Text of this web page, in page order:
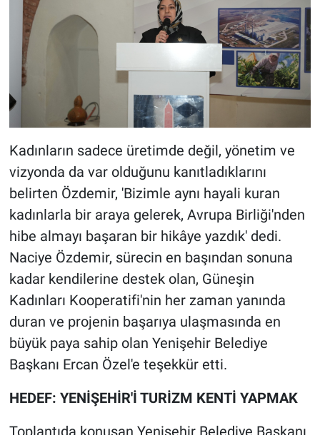
Kadınların sadece üretimde değil, yönetim ve
vizyonda da var olduğunu kanıtladıklarını
belirten Özdemir, 'Bizimle aynı hayali kuran
kadınlarla bir araya gelerek, Avrupa Birliği'nden
hibe almayı başaran bir hikâye yazdık' dedi.
Naciye Özdemir, sürecin en başından sonuna
kadar kendilerine destek olan, Güneşin
Kadınları Kooperatifi'nin her zaman yanında
duran ve projenin başarıya ulaşmasında en
büyük paya sahip olan Yenişehir Belediye
Başkanı Ercan Özel'e teşekkür etti.
HEDEF: YENİŞEHİR'İ TURİZM KENTİ YAPMAK